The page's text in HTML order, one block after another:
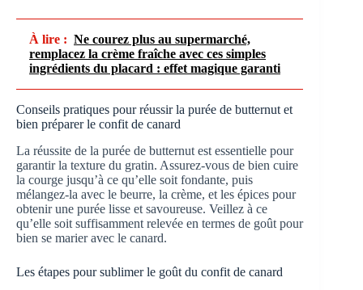
À lire : Ne courez plus au supermarché,
remplacez la crème fraîche avec ces simples
ingrédients du placard : effet magique garanti
Conseils pratiques pour réussir la purée de butternut et
bien préparer le confit de canard
La réussite de la purée de butternut est essentielle pour
garantir la texture du gratin. Assurez-vous de bien cuire
la courge jusqu’à ce qu’elle soit fondante, puis
mélangez-la avec le beurre, la crème, et les épices pour
obtenir une purée lisse et savoureuse. Veillez à ce
qu’elle soit suffisamment relevée en termes de goût pour
bien se marier avec le canard.
Les étapes pour sublimer le goût du confit de canard